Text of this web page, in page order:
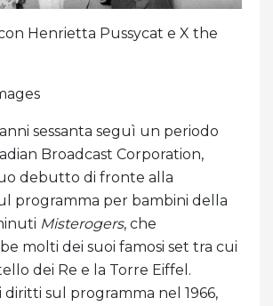
Henrietta Pussycat e X the
sessanta seguì un periodo
Broadcast Corporation,
debutto di fronte alla
programma per bambini della
Misterogers, che
molti dei suoi famosi set tra cui
dei Re e la Torre Eiffel.
diritti sul programma nel 1966,